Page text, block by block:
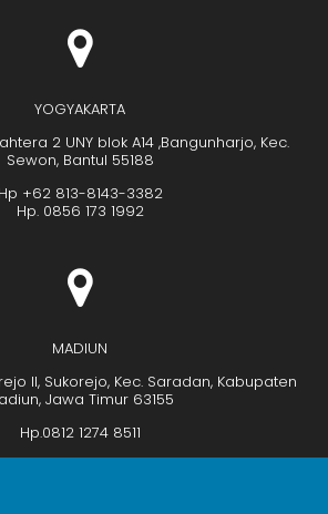
YOGYAKARTA
2 UNY blok A14 ,Bangunharjo, Kec.
Sewon, Bantul 55188
Hp +62 813-8143-3382
Hp. 0856 173 1992
MADIUN
II, Sukorejo, Kec. Saradan, Kabupaten
Jawa Timur 63155
Hp.0812 1274 8511